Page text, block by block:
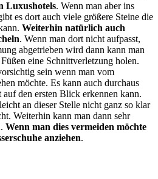
Luxushotels. Wenn man aber ins
es dort auch viele größere Steine die
Weiterhin natürlich auch
. Wenn man dort nicht aufpasst,
abgetrieben wird dann kann man
eine Schnittverletzung holen.
sein wenn man vom
möchte. Es kann auch durchaus
auf den ersten Blick erkennen kann.
an dieser Stelle nicht ganz so klar
Weiterhin kann man dann sehr
Wenn man dies vermeiden möchte
anziehen.